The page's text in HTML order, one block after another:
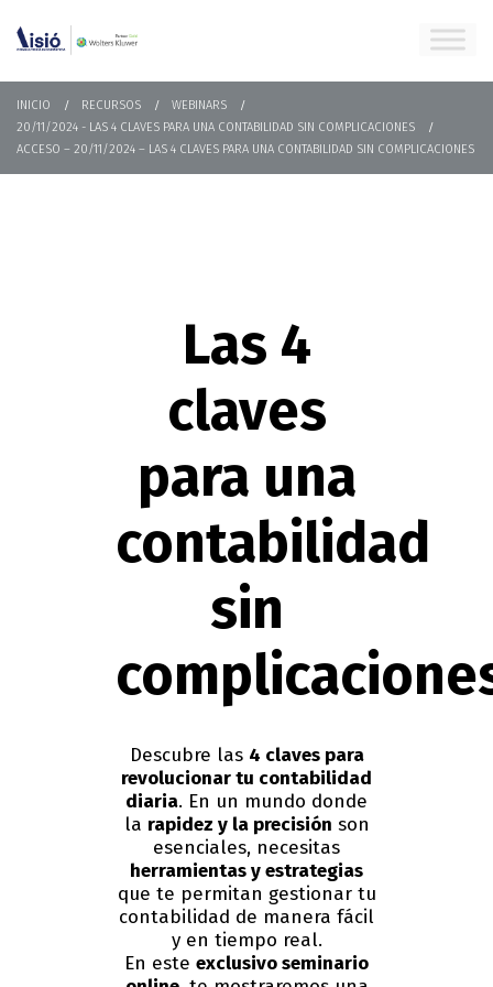
INICIO RECURSOS
WEBINARS
20/11/2024 - LAS 4 CLAVES PARA UNA CONTABILIDAD SIN COMPLICACIONES
ACCESO – 20/11/2024 – LAS 4 CLAVES PARA UNA CONTABILIDAD SIN COMPLICACIONES
Las 4
claves
para una
contabilidad
sin
Descubre las 4 claves para
revolucionar tu contabilidad
diaria. En un mundo donde
la rapidez y la precisión son
esenciales, necesitas
herramientas y estrategias
que te permitan gestionar tu
contabilidad de manera fácil
y en tiempo real.
En este exclusivo seminario